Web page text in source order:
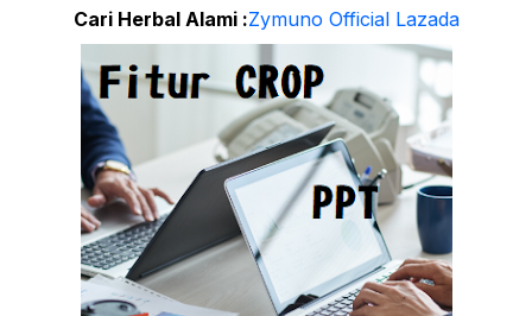
Cari Herbal Alami :Zymuno Official Lazada